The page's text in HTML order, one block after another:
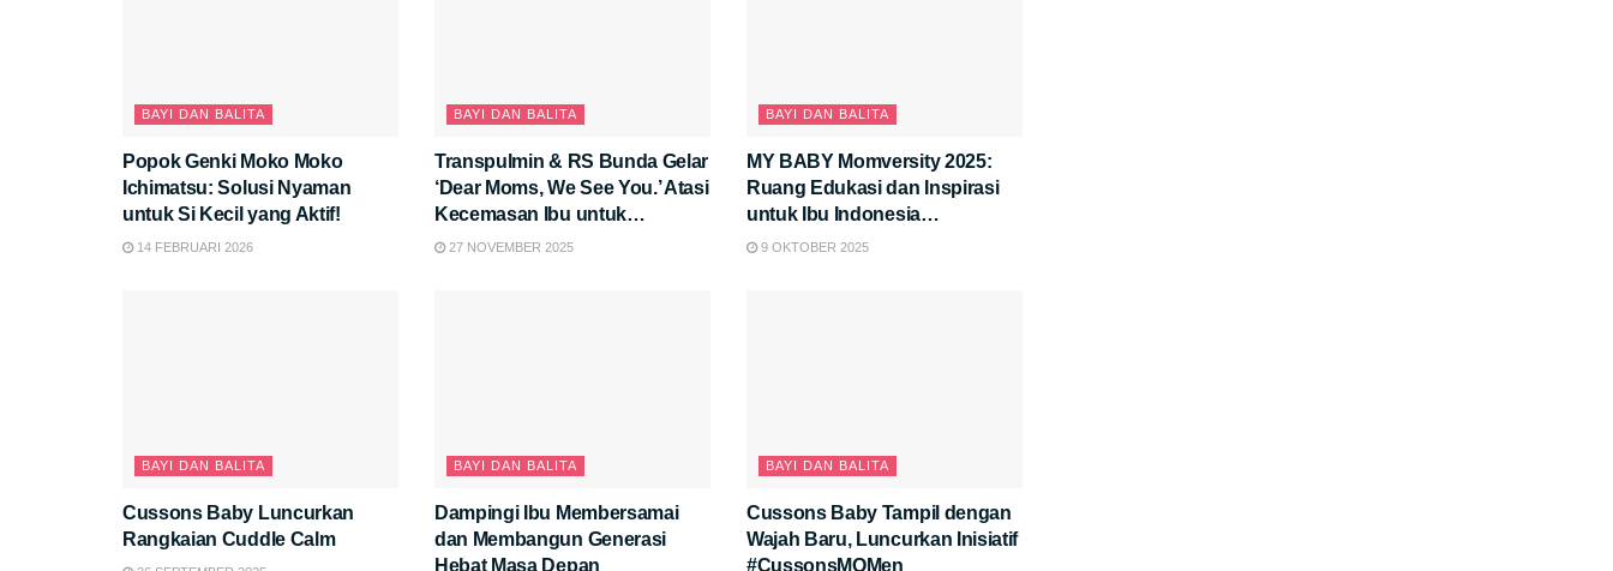
BAYI DAN BALITA
Popok Genki Moko Moko
Ichimatsu: Solusi Nyaman
untuk Si Kecil yang Aktif!
14 FEBRUARI 2026
BAYI DAN BALITA
Transpulmin & RS Bunda Gelar
‘Dear Moms, We See You.’ Atasi
Kecemasan Ibu untuk
Kesehatan Bayi & Intimate
27 NOVEMBER 2025
BAYI DAN BALITA
MY BABY Momversity 2025:
Ruang Edukasi dan Inspirasi
untuk Ibu Indonesia
Membangun Generasi Hebat
9 OKTOBER 2025
BAYI DAN BALITA
Cussons Baby Luncurkan
Rangkaian Cuddle Calm
BAYI DAN BALITA
Dampingi Ibu Membersamai
dan Membangun Generasi
Hebat Masa Depan
BAYI DAN BALITA
Cussons Baby Tampil dengan
Wajah Baru, Luncurkan Inisiatif
#CussonsMOMen